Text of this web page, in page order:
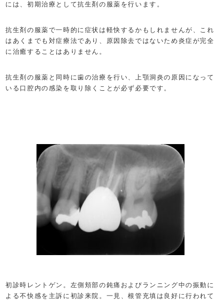
には、初期治療として抗生剤の服薬を行います。
抗生剤の服薬で一時的に症状は軽快するかもしれませんが、これ
はあくまでも対症療法であり、原因除去ではないため炎症が完全
に治癒することはありません。
抗生剤の服薬と同時に歯の治療を行い、上顎洞炎の原因になって
いる口腔内の感染を取り除くことが必ず必要です。
初診時レントゲン。左側頬部の鈍痛およびランニング中の振動に
よる不快感を主訴に初診来院。一見、根管充填は良好に行われて